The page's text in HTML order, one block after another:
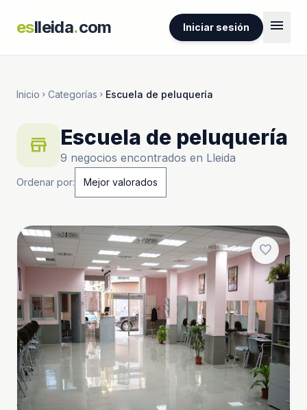
eslleida.com Iniciar sesión menu
Inicio chevron_right Categorías chevron_right Escuela de peluquería
store Escuela de peluquería
9 negocios encontrados en Lleida
Ordenar por:
favorite